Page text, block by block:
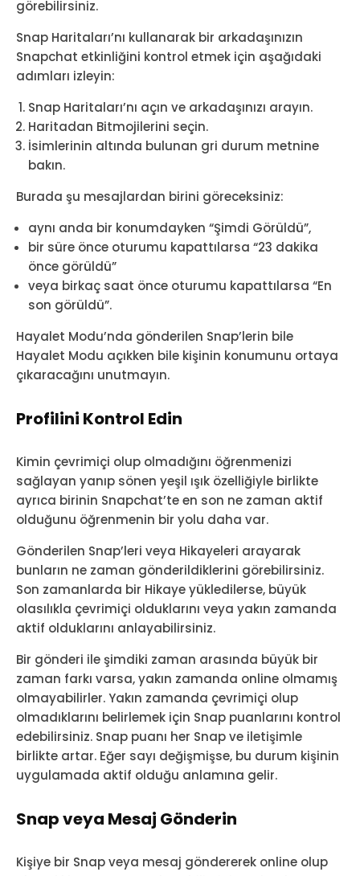
görebilirsiniz.
Snap Haritaları’nı kullanarak bir arkadaşınızın
Snapchat etkinliğini kontrol etmek için aşağıdaki
adımları izleyin:
Snap Haritaları’nı açın ve arkadaşınızı arayın.
Haritadan Bitmojilerini seçin.
İsimlerinin altında bulunan gri durum metnine
bakın.
Burada şu mesajlardan birini göreceksiniz:
aynı anda bir konumdayken “Şimdi Görüldü”,
bir süre önce oturumu kapattılarsa “23 dakika
önce görüldü”
veya birkaç saat önce oturumu kapattılarsa “En
son görüldü”.
Hayalet Modu’nda gönderilen Snap’lerin bile
Hayalet Modu açıkken bile kişinin konumunu ortaya
çıkaracağını unutmayın.
Profilini Kontrol Edin
Kimin çevrimiçi olup olmadığını öğrenmenizi
sağlayan yanıp sönen yeşil ışık özelliğiyle birlikte
ayrıca birinin Snapchat’te en son ne zaman aktif
olduğunu öğrenmenin bir yolu daha var.
Gönderilen Snap’leri veya Hikayeleri arayarak
bunların ne zaman gönderildiklerini görebilirsiniz.
Son zamanlarda bir Hikaye yükledilerse, büyük
olasılıkla çevrimiçi olduklarını veya yakın zamanda
aktif olduklarını anlayabilirsiniz.
Bir gönderi ile şimdiki zaman arasında büyük bir
zaman farkı varsa, yakın zamanda online olmamış
olmayabilirler. Yakın zamanda çevrimiçi olup
olmadıklarını belirlemek için Snap puanlarını kontrol
edebilirsiniz. Snap puanı her Snap ve iletişimle
birlikte artar. Eğer sayı değişmişse, bu durum kişinin
uygulamada aktif olduğu anlamına gelir.
Snap veya Mesaj Gönderin
Kişiye bir Snap veya mesaj göndererek online olup